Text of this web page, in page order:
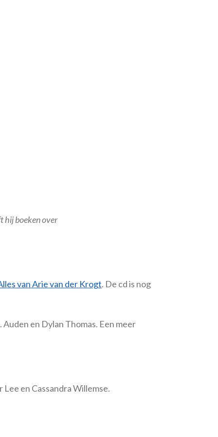
hij boeken over
van Arie van der Krogt. De cd is nog
en Dylan Thomas. Een meer
en Cassandra Willemse.